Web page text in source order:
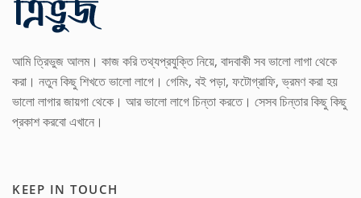
আমি ত্রিভুজ আলম। কাজ করি তথ্যপ্রযুক্তি নিয়ে, বাদবাকী সব ভালো লাগা থেকে
করা। নতুন কিছু শিখতে ভালো লাগে। গেমিং, বই পড়া, ফটোগ্রাফি, ভ্রমণ করা হয়
ভালো লাগার জায়গা থেকে। আর ভালো লাগে চিন্তা করতে। সেসব চিন্তার কিছু কিছু
প্রকাশ করবো এখানে।
KEEP IN TOUCH